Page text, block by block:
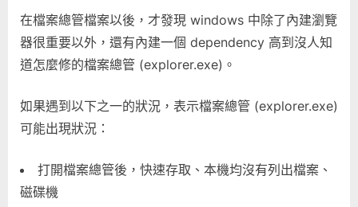
小。
10
檔
總
沒
應
在檔案總管檔案以後，才發現 windows 中除了內建瀏覽
器很重要以外，還有內建一個 dependency 高到沒人知
道怎麼修的檔案總管 (explorer.exe)。
如果遇到以下之一的狀況，表示檔案總管 (explorer.exe)
可能出現狀況：
打開檔案總管後，快速存取、本機均沒有列出檔案、
磁碟機